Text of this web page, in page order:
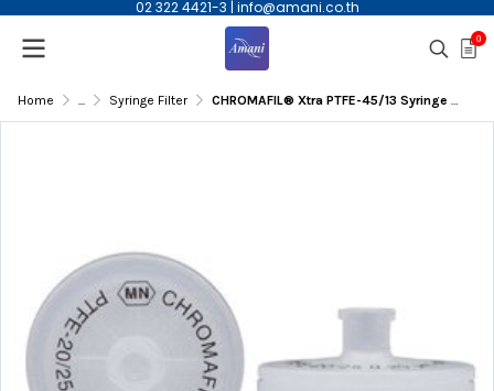
02 322 4421-3 | info@amani.co.th
0
Home ... Syringe Filter CHROMAFIL® Xtra PTFE-45/13 Syringe Filters, 100/pk